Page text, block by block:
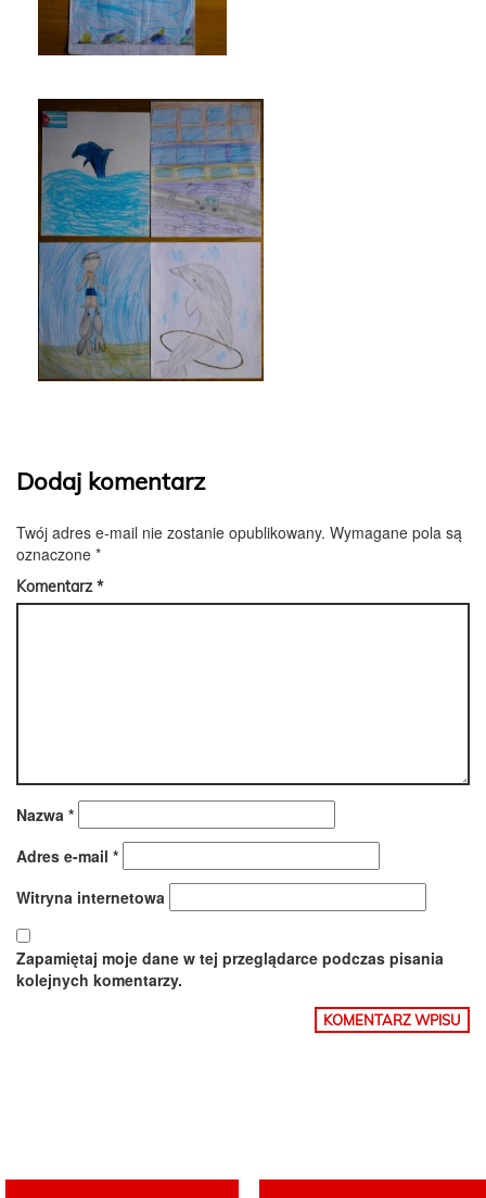
Dodaj komentarz
Twój adres e-mail nie zostanie opublikowany. Wymagane pola są
oznaczone *
Komentarz*
Nazwa *
Adres e-mail *
Witryna internetowa
Zapamiętaj moje dane w tej przeglądarce podczas pisania
kolejnych komentarzy.